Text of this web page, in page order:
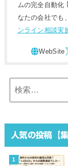
ムの完全自動化
なたの会社でも
ンライン相談実
人気の投稿【集